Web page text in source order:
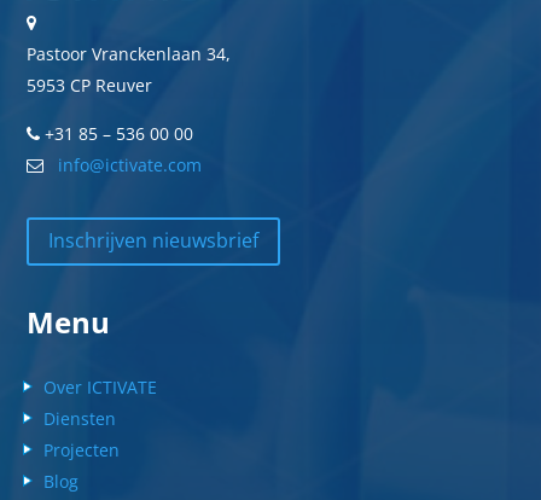
Pastoor Vranckenlaan 34,
5953 CP Reuver
+31 85 – 536 00 00
info@ictivate.com
Inschrijven nieuwsbrief
Menu
Over ICTIVATE
Diensten
Projecten
Blog